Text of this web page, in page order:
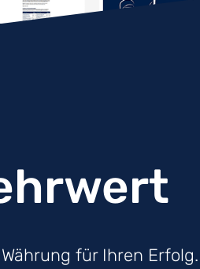
für Ihren